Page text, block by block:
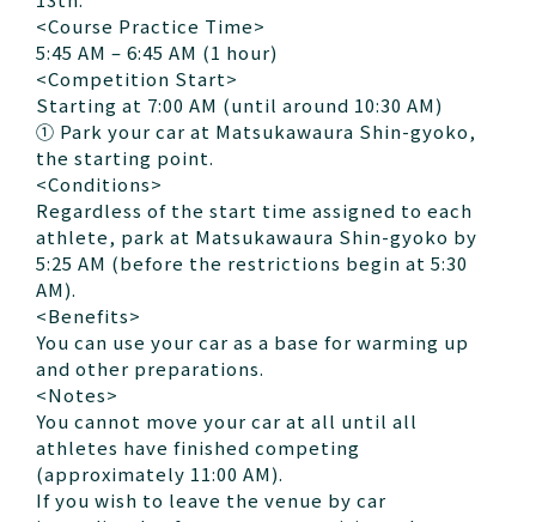
<Course Practice Time>
5:45 AM – 6:45 AM (1 hour)
<Competition Start>
Starting at 7:00 AM (until around 10:30 AM)
① Park your car at Matsukawaura Shin-gyoko,
the starting point.
<Conditions>
Regardless of the start time assigned to each
athlete, park at Matsukawaura Shin-gyoko by
5:25 AM (before the restrictions begin at 5:30
AM).
<Benefits>
You can use your car as a base for warming up
and other preparations.
<Notes>
You cannot move your car at all until all
athletes have finished competing
(approximately 11:00 AM).
If you wish to leave the venue by car